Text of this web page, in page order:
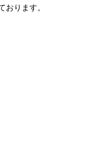
おります。